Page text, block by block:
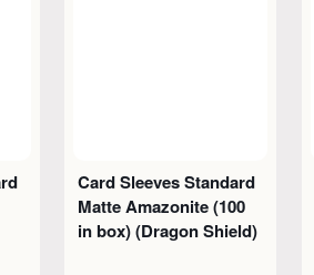
Card Sleeves Standard
Matte Amazonite (100
in box) (Dragon Shield)